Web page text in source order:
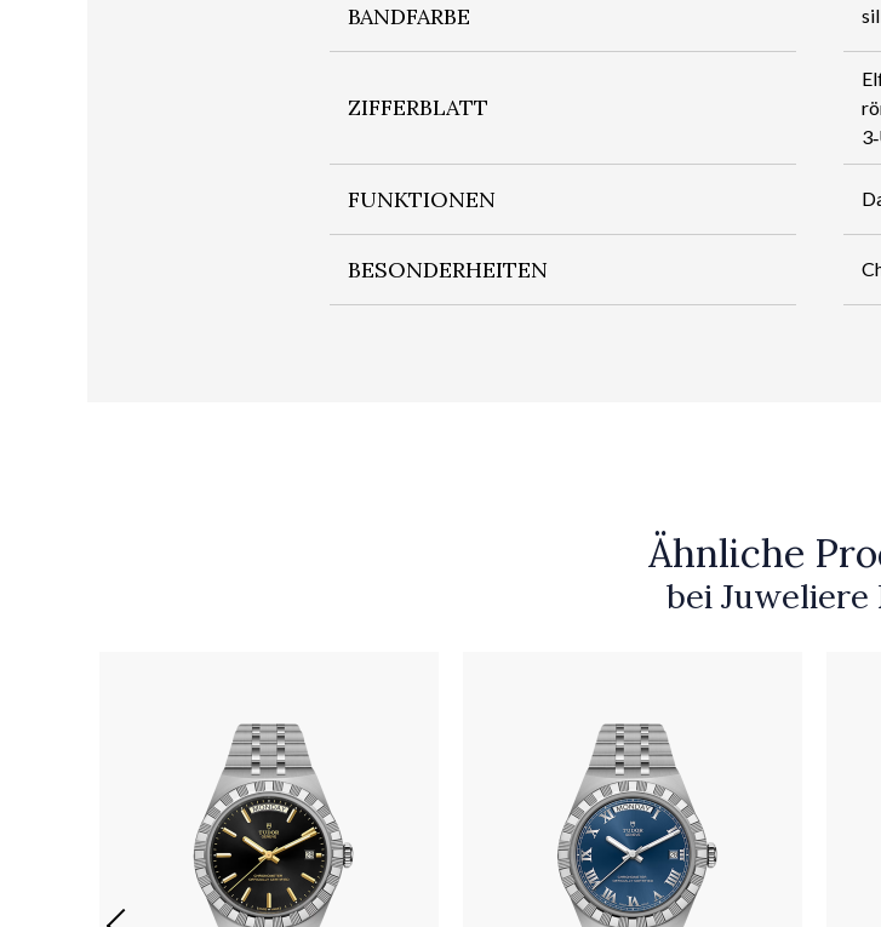
BANDFARBE
ZIFFERBLATT
FUNKTIONEN
BESONDERHEITEN
Ähnliche
bei